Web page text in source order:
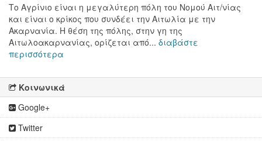
Το Αγρίνιο είναι η μεγαλύτερη πόλη του Νομού Αιτ/νίας
και είναι ο κρίκος που συνδέει την Αιτωλία με την
Ακαρνανία. Η θέση της πόλης, στην γη της
Αιτωλοακαρνανίας, ορίζεται από... διαβάστε
περισσότερα
Κοινωνικά
Google+
Twitter